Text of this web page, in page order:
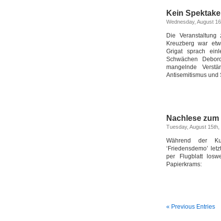
Kein
Wednesday, August
Die
Kreuzberg war
Grigat sprach
Schwächen
mangelnde
Antisemitismus
Nachlese zum
Tuesday, August 15th,
Während der
‘Friedensdemo’
per Flugblatt
Papierkrams:
« Previous Entries